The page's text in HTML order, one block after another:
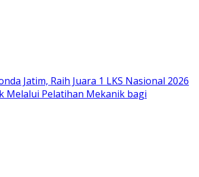
Jatim, Raih Juara 1 LKS Nasional 2026
Melalui Pelatihan Mekanik bagi